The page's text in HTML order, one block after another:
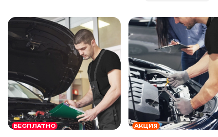
БЕСПЛАТНО АКЦИЯ